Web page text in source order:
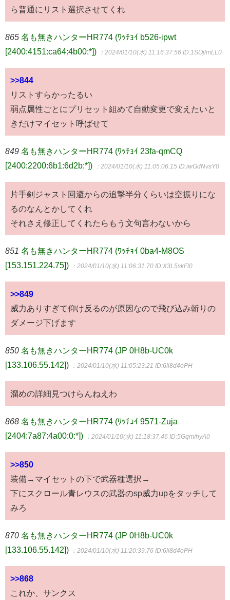
ら普通にリスト選択させてくれ
865 名も無きハンターHR774 (ﾜｯﾁｮｲ b526-ipwt
[2400:4151:ca64:4b00:*])
：2024/01/10(水) 11:16:37.56 ID:1SOjlmLL0
>>844
リストすらかったるい
弱点属性ごとにプリセット組めて自動変更で変えたいと
きだけマイセット呼ばせて
849 名も無きハンターHR774 (ﾜｯﾁｮｲ 23fa-qmCQ
[2400:2200:6b1:6d2b:*])
：2024/01/10(水) 11:05:06.15 ID:iwGdNvsY0
片手剣ジャスト回避からの追撃半分くらいは空振りにな
るのなんとかしてくれ
それさえ修正してくれたらもう文句言わないから
851 名も無きハンターHR774 (ﾜｯﾁｮｲ 0ba4-M8OS
[153.151.224.75])
：2024/01/10(水) 11:06:31.70 ID:X3L5skFl0
>>849
威力ありすぎて仰け反るのが原因なので飛び込み斬りの
ダメージ下げます
850 名も無きハンターHR774 (JP 0H8b-UC0k
[133.106.55.142])
：2024/01/10(水) 11:05:23.21 ID:6li8d4oPH
溜めの詳細見つけらんねえわ
868 名も無きハンターHR774 (ﾜｯﾁｮｲ 9571-Zuja
[2404:7a87:4a00:0:*])
：2024/01/10(水) 11:18:37.46 ID:5Gqm/hyA0
>>850
装備→マイセットの下で武器種選択→
下にスクロール青レウスの武器のsp威力upをタッチして
みろ
870 名も無きハンターHR774 (JP 0H8b-UC0k
[133.106.55.142])
：2024/01/10(水) 11:20:39.76 ID:6li8d4oPH
>>868
これか、サンクス